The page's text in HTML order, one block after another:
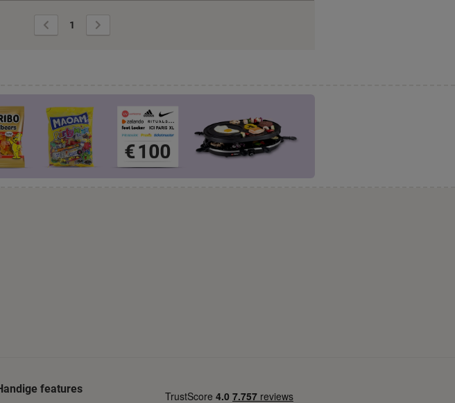
Vorige
pagina
1
pagina
features